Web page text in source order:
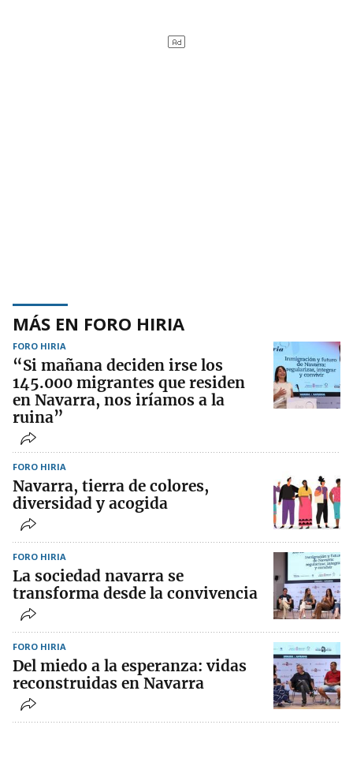
MÁS EN FORO HIRIA
FORO HIRIA
“Si mañana deciden irse los
145.000 migrantes que residen
en Navarra, nos iríamos a la
ruina”
FORO HIRIA
Navarra, tierra de colores,
diversidad y acogida
FORO HIRIA
La sociedad navarra se
transforma desde la convivencia
FORO HIRIA
Del miedo a la esperanza: vidas
reconstruidas en Navarra